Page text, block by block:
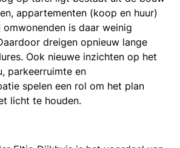
appartementen (koop en huur)
omwonenden is daar weinig
dreigen opnieuw lange
Ook nieuwe inzichten op het
parkeerruimte en
spelen een rol om het plan
licht te houden.